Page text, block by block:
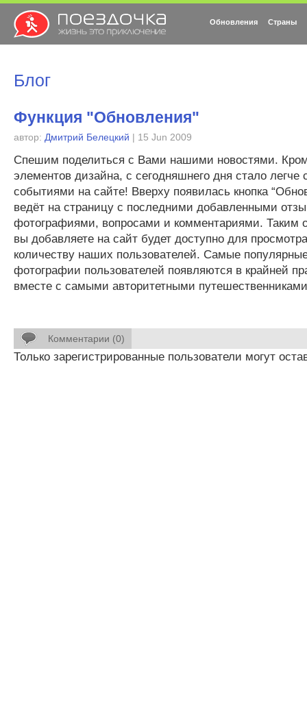
Обновления Страны
Блог
Функция "Обновления"
автор: Дмитрий Белецкий | 15 Jun 2009
Спешим поделиться с Вами нашими новостями.
элементов дизайна, с сегодняшнего дня стало легче
событиями на сайте! Вверху появилась кнопка
ведёт на страницу с последними добавленными
фотографиями, вопросами и комментариями. Таким
вы добавляете на сайт будет доступно для
количеству наших пользователей. Самые
фотографии пользователей появляются в крайней
вместе с самыми авторитетными
Комментарии (0)
Только зарегистрированные пользователи могут